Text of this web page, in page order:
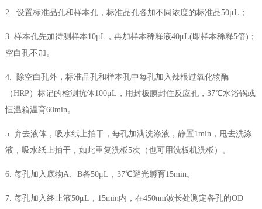
2. 设置标准品孔和样本孔，标准品孔各加不同浓度的标准品50μL；
3. 样本孔先加待测样本10μL，再加样本稀释液40μL(即样本稀释5倍)；
空白孔不加。
4. 除空白孔外，标准品孔和样本孔中每孔加入辣根过氧化物酶
（HRP）标记的检测抗体100μL，用封板膜封住反应孔，37℃水浴锅或
恒温箱温育60min。
5. 弃去液体，吸水纸上拍干，每孔加满洗涤液，静置1min，甩去洗涤
液，吸水纸上拍干，如此重复洗板5次（也可用洗板机洗板）。
6. 每孔加入底物A、B各50μL，37℃避光孵育15min。
7. 每孔加入终止液50μL，15min内，在450nm波长处测定各孔的OD